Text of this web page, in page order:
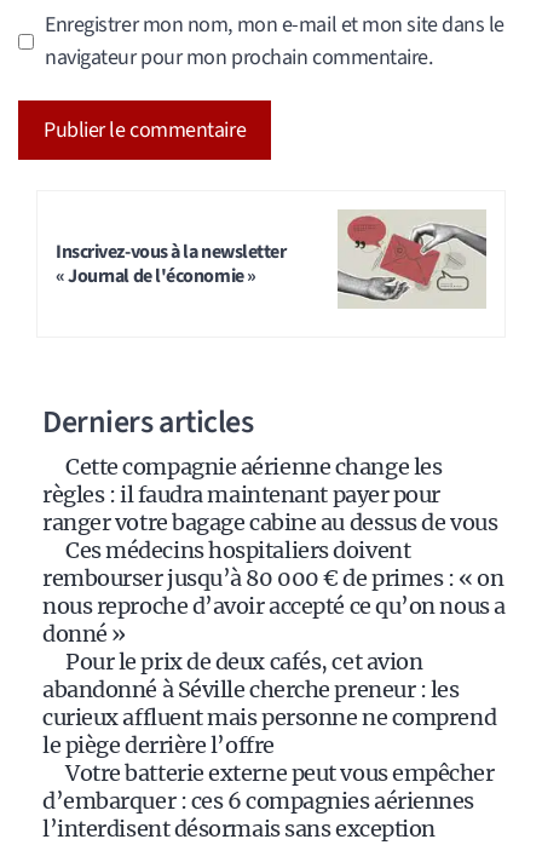
Enregistrer mon nom, mon e-mail et mon site dans le
navigateur pour mon prochain commentaire.
Inscrivez-vous à la newsletter
« Journal de l'économie »
Derniers articles
Cette compagnie aérienne change les
règles : il faudra maintenant payer pour
ranger votre bagage cabine au dessus de vous
Ces médecins hospitaliers doivent
rembourser jusqu’à 80 000 € de primes : « on
nous reproche d’avoir accepté ce qu’on nous a
donné »
Pour le prix de deux cafés, cet avion
abandonné à Séville cherche preneur : les
curieux affluent mais personne ne comprend
le piège derrière l’offre
Votre batterie externe peut vous empêcher
d’embarquer : ces 6 compagnies aériennes
l’interdisent désormais sans exception